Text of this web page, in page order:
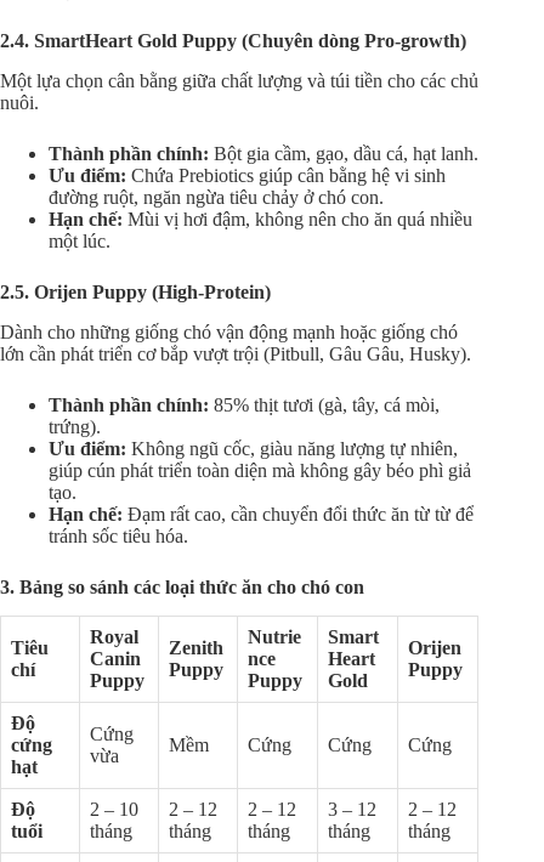
2.4. SmartHeart Gold Puppy (Chuyên dòng Pro-growth)
Một lựa chọn cân bằng giữa chất lượng và túi tiền cho các chủ
nuôi.
Thành phần chính: Bột gia cầm, gạo, dầu cá, hạt lanh.
Ưu điểm: Chứa Prebiotics giúp cân bằng hệ vi sinh
đường ruột, ngăn ngừa tiêu chảy ở chó con.
Hạn chế: Mùi vị hơi đậm, không nên cho ăn quá nhiều
một lúc.
2.5. Orijen Puppy (High-Protein)
Dành cho những giống chó vận động mạnh hoặc giống chó
lớn cần phát triển cơ bắp vượt trội (Pitbull, Gâu Gâu, Husky).
Thành phần chính: 85% thịt tươi (gà, tây, cá mòi,
trứng).
Ưu điểm: Không ngũ cốc, giàu năng lượng tự nhiên,
giúp cún phát triển toàn diện mà không gây béo phì giả
tạo.
Hạn chế: Đạm rất cao, cần chuyển đổi thức ăn từ từ để
tránh sốc tiêu hóa.
3. Bảng so sánh các loại thức ăn cho chó con
Tiêu
chí
Royal
Canin
Puppy
Zenith
Puppy
Nutrie
nce
Puppy
Smart
Heart
Gold
Orijen
Puppy
Độ
cứng
hạt
Cứng
vừa
Mềm Cứng Cứng Cứng
Độ
tuổi
2 – 10
tháng
2 – 12
tháng
2 – 12
tháng
3 – 12
tháng
2 – 12
tháng